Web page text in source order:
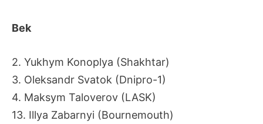
Bek
2. Yukhym Konoplya (Shakhtar)
3. Oleksandr Svatok (Dnipro-1)
4. Maksym Taloverov (LASK)
13. Illya Zabarnyi (Bournemouth)